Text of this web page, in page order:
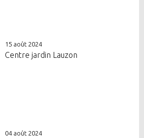
15 août 2024
Centre jardin Lauzon
04 août 2024